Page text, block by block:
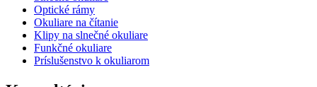
Optické rámy
Okuliare na čítanie
Klipy na slnečné okuliare
Funkčné okuliare
Príslušenstvo k okuliarom